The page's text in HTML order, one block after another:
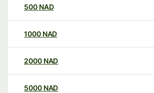
500 NAD
1000 NAD
2000 NAD
5000 NAD